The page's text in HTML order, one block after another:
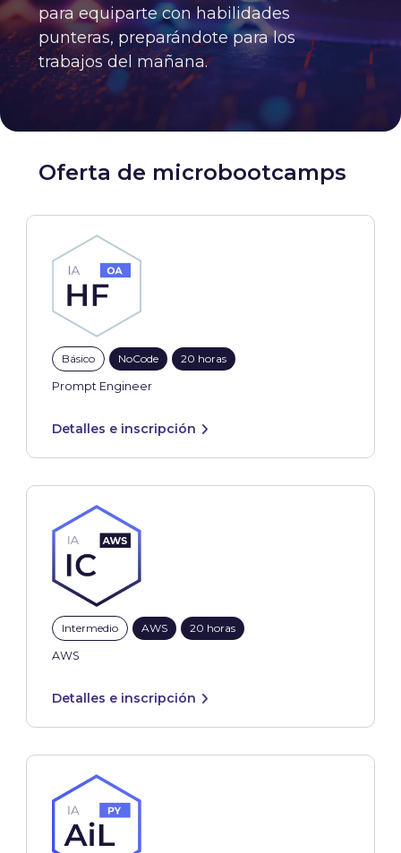
para equiparte con habilidades
punteras, preparándote para los
trabajos del mañana.
Oferta de microbootcamps
Básico NoCode 20 horas
Prompt Engineer
Detalles e inscripción
Intermedio AWS 20 horas
AWS
Detalles e inscripción